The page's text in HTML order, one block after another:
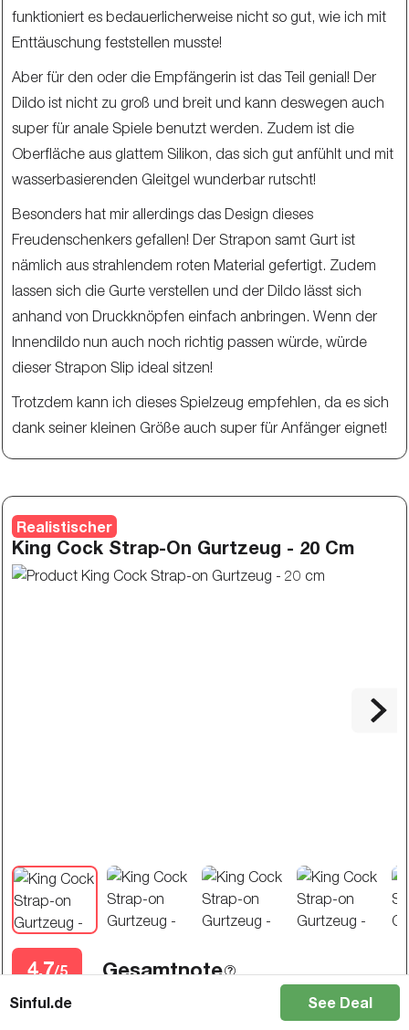
funktioniert es bedauerlicherweise nicht so gut, wie ich mit
Enttäuschung feststellen musste!
Aber für den oder die Empfängerin ist das Teil genial! Der
Dildo ist nicht zu groß und breit und kann deswegen auch
super für anale Spiele benutzt werden. Zudem ist die
Oberfläche aus glattem Silikon, das sich gut anfühlt und mit
wasserbasierenden Gleitgel wunderbar rutscht!
Besonders hat mir allerdings das Design dieses
Freudenschenkers gefallen! Der Strapon samt Gurt ist
nämlich aus strahlendem roten Material gefertigt. Zudem
lassen sich die Gurte verstellen und der Dildo lässt sich
anhand von Druckknöpfen einfach anbringen. Wenn der
Innendildo nun auch noch richtig passen würde, würde
dieser Strapon Slip ideal sitzen!
Trotzdem kann ich dieses Spielzeug empfehlen, da es sich
dank seiner kleinen Größe auch super für Anfänger eignet!
Realistischer
King Cock Strap-On Gurtzeug - 20 Cm
4.7/5 Gesamtnote
Sinful.de See Deal